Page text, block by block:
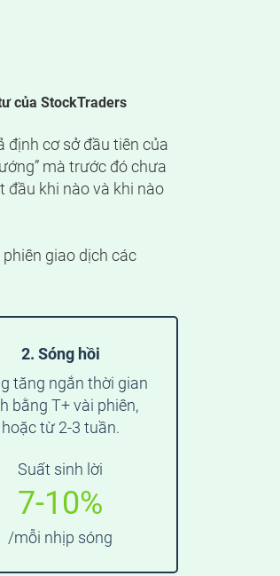
của StockTraders
định cơ sở đầu tiên của
mà trước đó chưa
đầu khi nào và khi nào
giao dịch các
2. Sóng hồi
tăng ngắn thời gian
bằng T+ vài phiên,
hoặc từ 2-3 tuần.
Suất sinh lời
7-10%
/mỗi nhịp sóng